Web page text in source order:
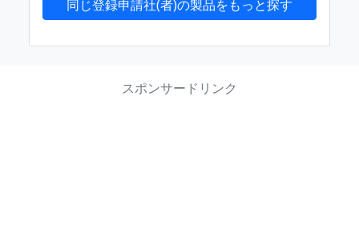
同じ登録申請社(者)の製品をもっと探す
スポンサードリンク